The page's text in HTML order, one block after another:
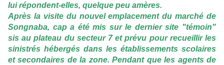
lui répondent-elles, quelque peu amères.
Après la visite du nouvel emplacement du marché de
Songnaba, cap a été mis sur le dernier site "témoin"
sis au plateau du secteur 7 et prévu pour recueillir les
sinistrés hébergés dans les établissements scolaires
et secondaires de la zone. Pendant que les agents de